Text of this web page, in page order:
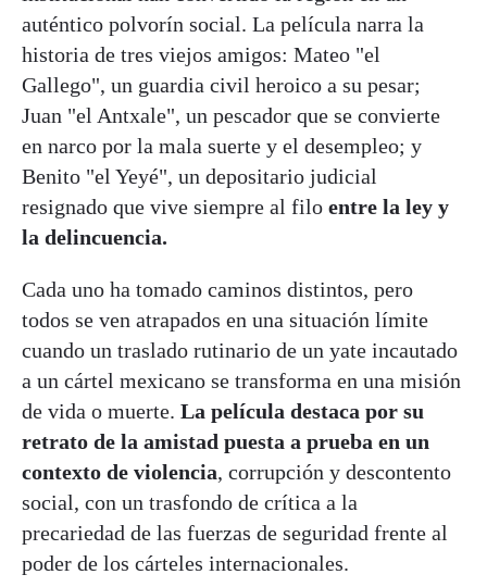
auténtico polvorín social. La película narra la
historia de tres viejos amigos: Mateo "el
Gallego", un guardia civil heroico a su pesar;
Juan "el Antxale", un pescador que se convierte
en narco por la mala suerte y el desempleo; y
Benito "el Yeyé", un depositario judicial
resignado que vive siempre al filo entre la ley y
la delincuencia.
Cada uno ha tomado caminos distintos, pero
todos se ven atrapados en una situación límite
cuando un traslado rutinario de un yate incautado
a un cártel mexicano se transforma en una misión
de vida o muerte. La película destaca por su
retrato de la amistad puesta a prueba en un
contexto de violencia, corrupción y descontento
social, con un trasfondo de crítica a la
precariedad de las fuerzas de seguridad frente al
poder de los cárteles internacionales.